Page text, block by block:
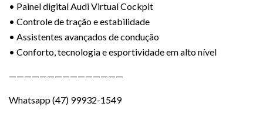
• Painel digital Audi Virtual Cockpit
• Controle de tração e estabilidade
• Assistentes avançados de condução
• Conforto, tecnologia e esportividade em alto nível
———————————————
Whatsapp (47) 99932-1549